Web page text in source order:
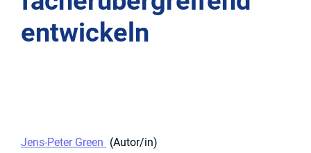
entwickeln
Jens-Peter Green Autor/in